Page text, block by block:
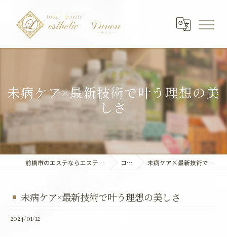
未病ケア×最新技術で叶う理想の美
しさ
前橋市のエステならエステティック～Lunon～ コラム 未病ケア×最新技術で叶う理想の美しさ
未病ケア×最新技術で叶う理想の美しさ
2024/01/12